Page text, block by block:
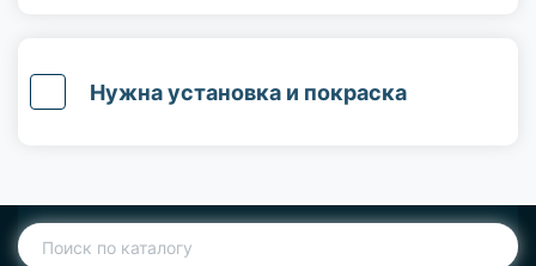
Нужна установка и покраска